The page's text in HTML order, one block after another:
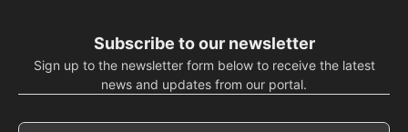
Subscribe to our newsletter
Sign up to the newsletter form below to receive the latest
news and updates from our portal.